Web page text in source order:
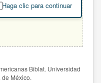
Haga clic para continuar
Biblat. Universidad
México.